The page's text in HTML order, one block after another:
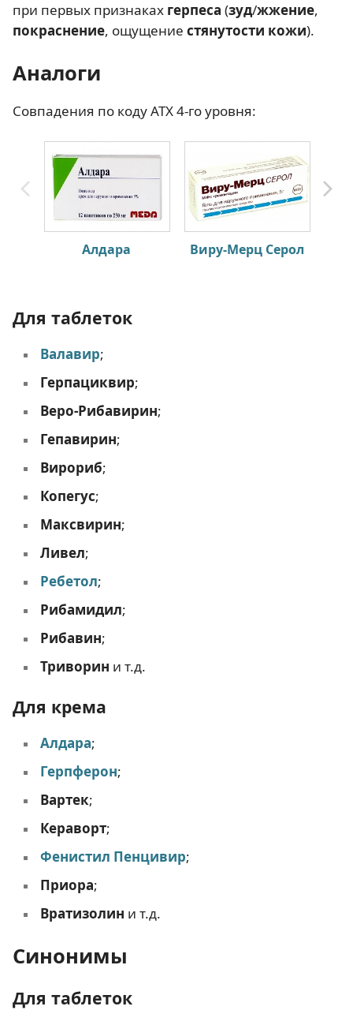
при первых признаках герпеса (зуд/жжение,
покраснение, ощущение стянутости кожи).
Аналоги
Совпадения по коду АТХ 4-го уровня:
Алдара Виру-Мерц Серол
Для таблеток
Валавир;
Герпациквир;
Веро-Рибавирин;
Гепавирин;
Вирориб;
Копегус;
Максвирин;
Ливел;
Ребетол;
Рибамидил;
Рибавин;
Триворин и т.д.
Для крема
Алдара;
Герпферон;
Вартек;
Кераворт;
Фенистил Пенцивир;
Приора;
Вратизолин и т.д.
Синонимы
Для таблеток